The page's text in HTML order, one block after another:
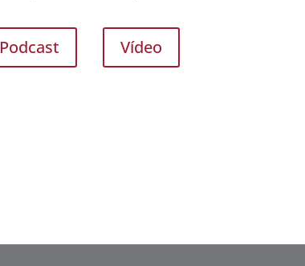
Podcast Vídeo